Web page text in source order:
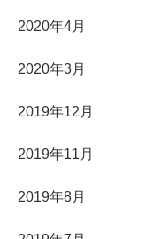
2020年4月
2020年3月
2019年12月
2019年11月
2019年8月